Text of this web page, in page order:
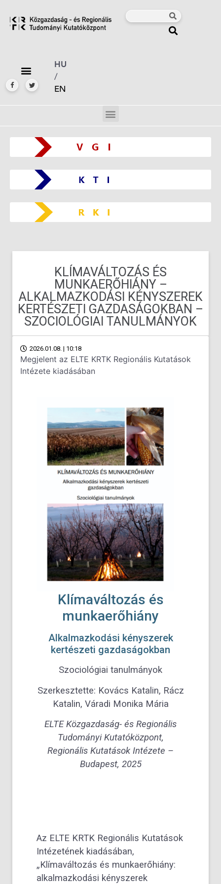
HU
/
EN
KLÍMAVÁLTOZÁS ÉS
MUNKAERŐHIÁNY –
ALKALMAZKODÁSI KÉNYSZEREK
KERTÉSZETI GAZDASÁGOKBAN –
SZOCIOLÓGIAI TANULMÁNYOK
2026.01.08. | 10:18
Megjelent az ELTE KRTK Regionális Kutatások
Intézete kiadásában
Klímaváltozás és
munkaerőhiány
Alkalmazkodási kényszerek
kertészeti gazdaságokban
Szociológiai tanulmányok
Szerkesztette: Kovács Katalin, Rácz
Katalin, Váradi Monika Mária
ELTE Közgazdaság- és Regionális
Tudományi Kutatóközpont,
Regionális Kutatások Intézete –
Budapest, 2025
Az ELTE KRTK Regionális Kutatások
Intézetének kiadásában,
„Klímaváltozás és munkaerőhiány:
alkalmazkodási kényszerek